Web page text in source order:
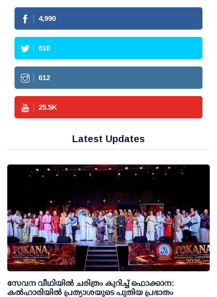
4,990
610
612
25.5K
Latest Updates
സേവന വീഥിയില്‍ ചരിത്രം കുറിച്ച് ഫൊക്കാന:
കല്‍ഹാരിയില്‍ പ്രത്യാശയുടെ പുതിയ പ്രഭാതം